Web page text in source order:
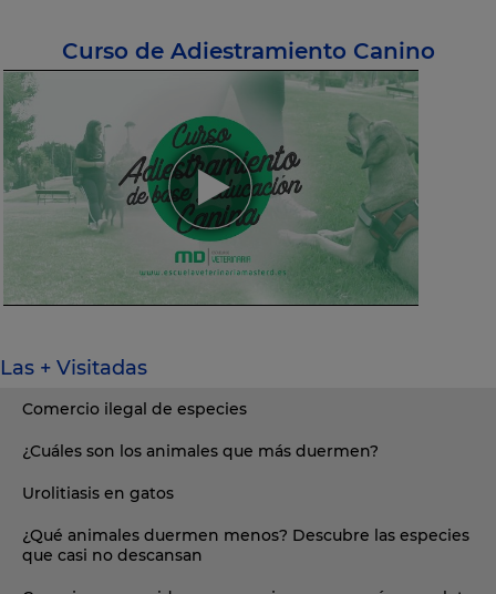
Curso de Adiestramiento Canino
Las + Visitadas
Comercio ilegal de especies
¿Cuáles son los animales que más duermen?
Urolitiasis en gatos
¿Qué animales duermen menos? Descubre las especies
que casi no descansan